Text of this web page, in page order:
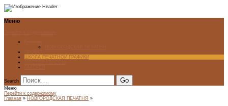
Меню
ШКОЛА ПЕЧАТНОЙ ГРАФИКИ
Search
Меню
Перейти к содержимому
Главная » НОВГОРОДСКАЯ ПЕЧАТНЯ »